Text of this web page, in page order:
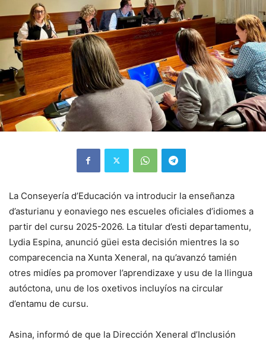
La Conseyería d’Educación va introducir la enseñanza
d’asturianu y eonaviego nes escueles oficiales d’idiomes a
partir del cursu 2025-2026. La titular d’esti departamentu,
Lydia Espina, anunció güei esta decisión mientres la so
comparecencia na Xunta Xeneral, na qu’avanzó tamién
otres midíes pa promover l’aprendizaxe y usu de la llingua
autóctona, unu de los oxetivos incluyíos na circular
d’entamu de cursu.
Asina, informó de que la Dirección Xeneral d’Inclusión